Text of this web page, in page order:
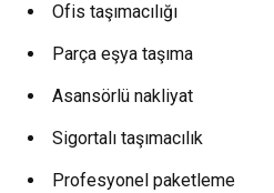
Ofis taşımacılığı
Parça eşya taşıma
Asansörlü nakliyat
Sigortalı taşımacılık
Profesyonel paketleme